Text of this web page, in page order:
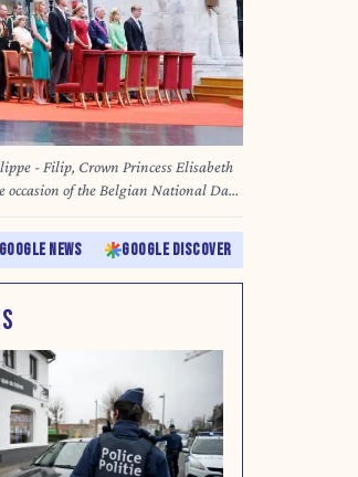
- Filip, Crown Princess Elisabeth
occasion of the Belgian National Day,
des Saints Michel et Gudule / Sint-
July 2025. BELGA PHOTO BENOIT
NEWS GOOGLE DISCOVER